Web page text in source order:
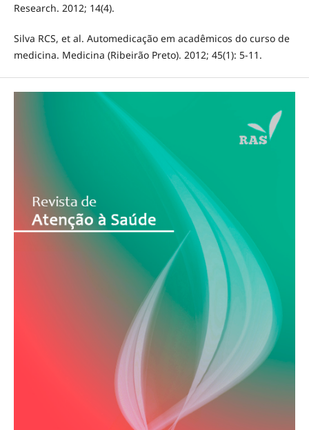
Research. 2012; 14(4).
Silva RCS, et al. Automedicação em acadêmicos do curso de
medicina. Medicina (Ribeirão Preto). 2012; 45(1): 5-11.